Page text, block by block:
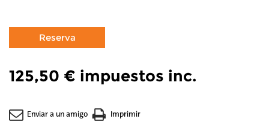
125,50 € impuestos inc.
Enviar a un amigo Imprimir